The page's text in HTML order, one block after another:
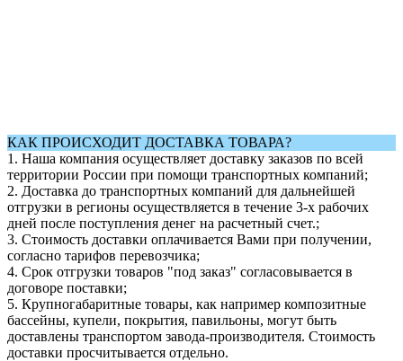
КАК ПРОИСХОДИТ ДОСТАВКА ТОВАРА?
1. Наша компания осуществляет доставку заказов по всей
территории России при помощи транспортных компаний;
2. Доставка до транспортных компаний для дальнейшей
отгрузки в регионы осуществляется в течение 3-х рабочих
дней после поступления денег на расчетный счет.;
3. Стоимость доставки оплачивается Вами при получении,
согласно тарифов перевозчика;
4. Срок отгрузки товаров "под заказ" согласовывается в
договоре поставки;
5. Крупногабаритные товары, как например композитные
бассейны, купели, покрытия, павильоны, могут быть
доставлены транспортом завода-производителя. Стоимость
доставки просчитывается отдельно.